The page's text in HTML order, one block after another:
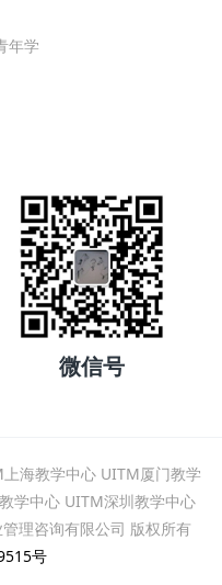
年学
微信号
海教学中心 UITM厦门教学
学中心 UITM深圳教学中心
理咨询有限公司 版权所有
号